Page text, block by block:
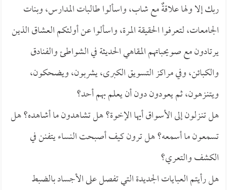
ربك إلا ولها علاقةٌ مع شاب، واسألوا طالبات المدارس، وبنات
الجامعات، لتعرفوا الحقيقة المرة، واسألوا عن أولئكم العشاق الذين
يرتادون مع صويحباتهم المقاهي الحديثة في الشواطئ والفنادق
والكبائن، وفي مراكز التسويق الكبرى، يشربون، ويضحكون،
ويتنـزهون، ثم يعودون دون أن يعلم بهم أحد؟
هل تنـزلون إلى الأسواق أيها الإخوة؟ هل تشاهدون ما أشاهده؟ هل
تسمعون ما أسمعه؟ هل ترون كيف أصبحت النساء يتفنن في
الكشف والتعري؟
هل رأيتم العبايات الجديدة التي تفصل على الأجساد بالضبط